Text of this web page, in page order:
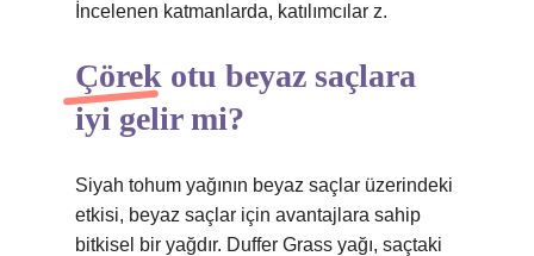
İncelenen katmanlarda, katılımcılar z.
Çörek otu beyaz saçlara
iyi gelir mi?
Siyah tohum yağının beyaz saçlar üzerindeki
etkisi, beyaz saçlar için avantajlara sahip
bitkisel bir yağdır. Duffer Grass yağı, saçtaki